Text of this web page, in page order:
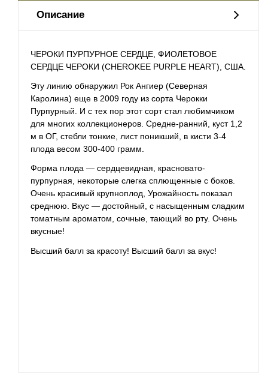
Описание
ЧЕРОКИ ПУРПУРНОЕ СЕРДЦЕ, ФИОЛЕТОВОЕ
СЕРДЦЕ ЧЕРОКИ (CHEROKEE PURPLE HEART), США.
Эту линию обнаружил Рок Ангиер (Северная
Каролина) еще в 2009 году из сорта Черокки
Пурпурный. И с тех пор этот сорт стал любимчиком
для многих коллекционеров. Средне-ранний, куст 1,2
м в ОГ, стебли тонкие, лист поникший, в кисти 3-4
плода весом 300-400 грамм.
Форма плода — сердцевидная, красновато-
пурпурная, некоторые слегка сплющенные с боков.
Очень красивый крупноплод, Урожайность показал
среднюю. Вкус — достойный, с насыщенным сладким
томатным ароматом, сочные, тающий во рту. Очень
вкусные!
Высший балл за красоту! Высший балл за вкус!